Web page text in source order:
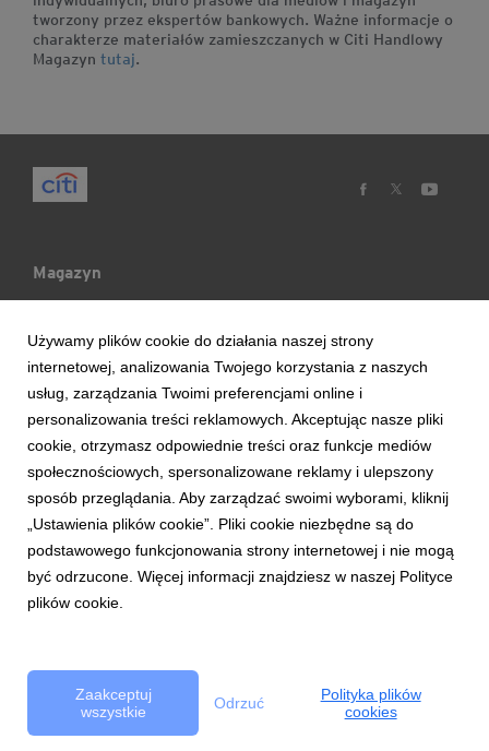
tworzony przez ekspertów bankowych. Ważne informacje o
charakterze materiałów zamieszczanych w Citi Handlowy
Magazyn tutaj.
Magazyn
Mój Blog
Ludzie & Wydarzenia
Trendy & Raporty
Aktualności
Copyright © 2017 Bank Handlowy w Warszawie S.A.
Polityka Cookie
Używamy plików cookie do działania naszej strony
internetowej, analizowania Twojego korzystania z naszych
usług, zarządzania Twoimi preferencjami online i
personalizowania treści reklamowych. Akceptując nasze pliki
cookie, otrzymasz odpowiednie treści oraz funkcje mediów
społecznościowych, spersonalizowane reklamy i ulepszony
sposób przeglądania. Aby zarządzać swoimi wyborami, kliknij
„Ustawienia plików cookie”. Pliki cookie niezbędne są do
podstawowego funkcjonowania strony internetowej i nie mogą
być odrzucone. Więcej informacji znajdziesz w naszej Polityce
plików cookie.
Zaakceptuj
wszystkie
Odrzuć
Polityka plików
cookies